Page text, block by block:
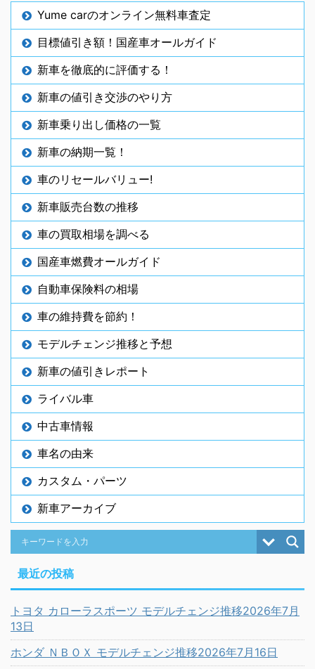
Yume carのオンライン無料車査定
目標値引き額！国産車オールガイド
新車を徹底的に評価する！
新車の値引き交渉のやり方
新車乗り出し価格の一覧
新車の納期一覧！
車のリセールバリュー!
新車販売台数の推移
車の買取相場を調べる
国産車燃費オールガイド
自動車保険料の相場
車の維持費を節約！
モデルチェンジ推移と予想
新車の値引きレポート
ライバル車
中古車情報
車名の由来
カスタム・パーツ
新車アーカイブ
最近の投稿
トヨタ カローラスポーツ モデルチェンジ推移2026年7月
13日
ホンダ ＮＢＯＸ モデルチェンジ推移2026年7月16日